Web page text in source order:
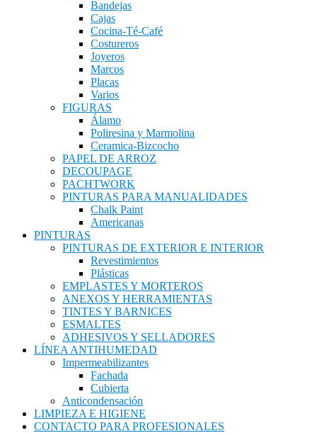
Bandejas
Cajas
Cocina-Té-Café
Costureros
Joyeros
Marcos
Placas
Varios
FIGURAS
Álamo
Poliresina y Marmolina
Ceramica-Bizcocho
PAPEL DE ARROZ
DECOUPAGE
PACHTWORK
PINTURAS PARA MANUALIDADES
Chalk Paint
Americanas
PINTURAS
PINTURAS DE EXTERIOR E INTERIOR
Revestimientos
Plásticas
EMPLASTES Y MORTEROS
ANEXOS Y HERRAMIENTAS
TINTES Y BARNICES
ESMALTES
ADHESIVOS Y SELLADORES
LÍNEA ANTIHUMEDAD
Impermeabilizantes
Fachada
Cubierta
Anticondensación
LIMPIEZA E HIGIENE
CONTACTO PARA PROFESIONALES